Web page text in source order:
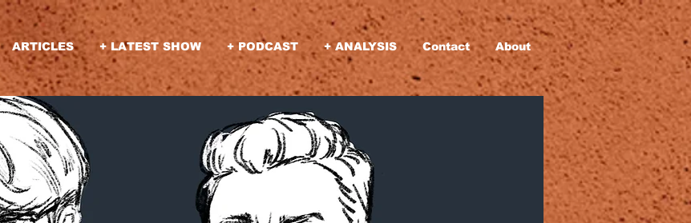
ARTICLES + LATEST SHOW + PODCAST + ANALYSIS Contact About